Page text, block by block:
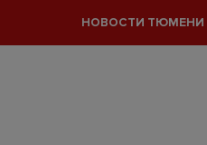
НОВОСТИ ТЮМЕНИ